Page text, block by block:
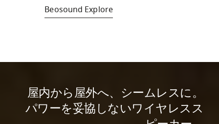
Beosound Explore
屋内から屋外へ、シームレスに。
パワーを妥協しないワイヤレスス